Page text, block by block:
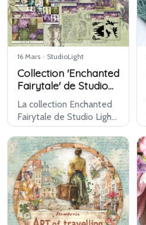
16 Mars · StudioLight
Collection 'Enchanted
Fairytale' de Studio
Light
La collection Enchanted
Fairytale de Studio Light
est une gamme onirique
de produits de loisirs
créatifs qui s'inspire d'un
monde magique de fées,
de fleurs et d'éléments
d'insp…